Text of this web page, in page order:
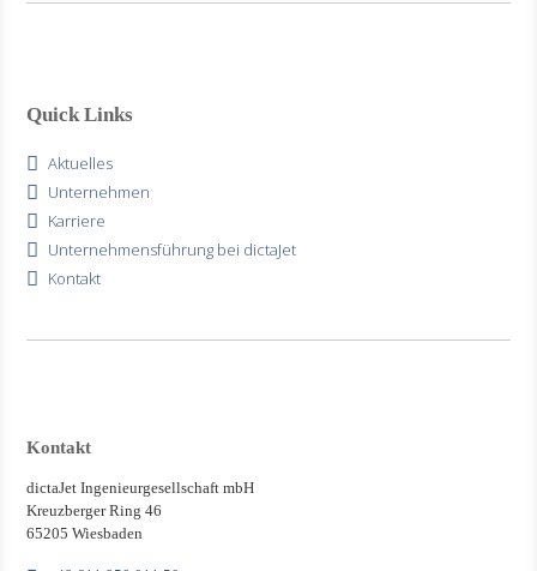
Quick Links
Aktuelles
Unternehmen
Karriere
Unternehmensführung bei dictaJet
Kontakt
Kontakt
dictaJet Ingenieurgesellschaft mbH
Kreuzberger Ring 46
65205 Wiesbaden